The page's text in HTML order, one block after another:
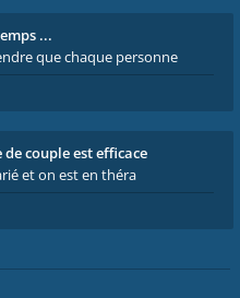
...
que chaque personne
de couple est efficace
et on est en théra